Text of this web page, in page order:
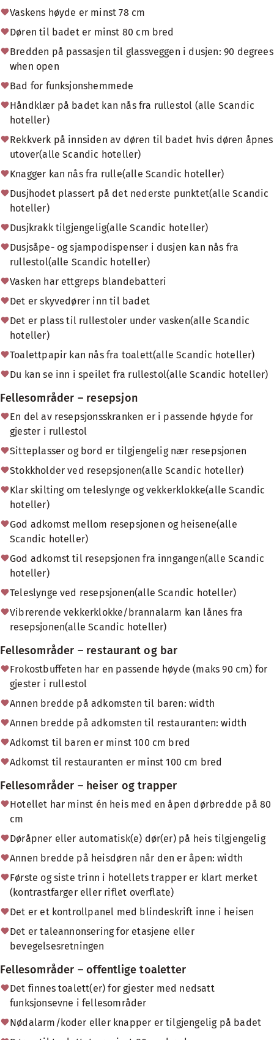
Vaskens høyde er minst 78 cm
Døren til badet er minst 80 cm bred
Bredden på passasjen til glassveggen i dusjen: 90 degrees
when open
Bad for funksjonshemmede
Håndklær på badet kan nås fra rullestol (alle Scandic
hoteller)
Rekkverk på innsiden av døren til badet hvis døren åpnes
utover(alle Scandic hoteller)
Knagger kan nås fra rulle(alle Scandic hoteller)
Dusjhodet plassert på det nederste punktet(alle Scandic
hoteller)
Dusjkrakk tilgjengelig(alle Scandic hoteller)
Dusjsåpe- og sjampodispenser i dusjen kan nås fra
rullestol(alle Scandic hoteller)
Vasken har ettgreps blandebatteri
Det er skyvedører inn til badet
Det er plass til rullestoler under vasken(alle Scandic
hoteller)
Toalettpapir kan nås fra toalett(alle Scandic hoteller)
Du kan se inn i speilet fra rullestol(alle Scandic hoteller)
Fellesområder – resepsjon
En del av resepsjonsskranken er i passende høyde for
gjester i rullestol
Sitteplasser og bord er tilgjengelig nær resepsjonen
Stokkholder ved resepsjonen(alle Scandic hoteller)
Klar skilting om teleslynge og vekkerklokke(alle Scandic
hoteller)
God adkomst mellom resepsjonen og heisene(alle
Scandic hoteller)
God adkomst til resepsjonen fra inngangen(alle Scandic
hoteller)
Teleslynge ved resepsjonen(alle Scandic hoteller)
Vibrerende vekkerklokke/brannalarm kan lånes fra
resepsjonen(alle Scandic hoteller)
Fellesområder – restaurant og bar
Frokostbuffeten har en passende høyde (maks 90 cm) for
gjester i rullestol
Annen bredde på adkomsten til baren: width
Annen bredde på adkomsten til restauranten: width
Adkomst til baren er minst 100 cm bred
Adkomst til restauranten er minst 100 cm bred
Fellesområder – heiser og trapper
Hotellet har minst én heis med en åpen dørbredde på 80
cm
Døråpner eller automatisk(e) dør(er) på heis tilgjengelig
Annen bredde på heisdøren når den er åpen: width
Første og siste trinn i hotellets trapper er klart merket
(kontrastfarger eller riflet overflate)
Det er et kontrollpanel med blindeskrift inne i heisen
Det er taleannonsering for etasjene eller
bevegelsesretningen
Fellesområder – offentlige toaletter
Det finnes toalett(er) for gjester med nedsatt
funksjonsevne i fellesområder
Nødalarm/koder eller knapper er tilgjengelig på badet